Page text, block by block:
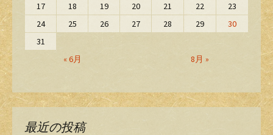
« 6月 8月 »
17
18 19 20 21 22
23
24
25 26 27 28 29
30
31
最近の投稿